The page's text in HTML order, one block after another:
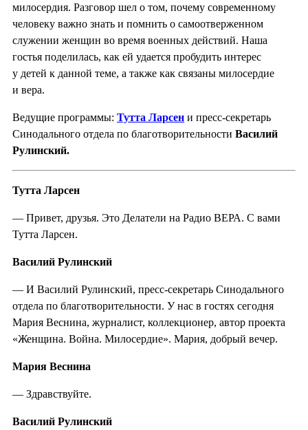
милосердия. Разговор шел о том, почему современному
человеку важно знать и помнить о самоотверженном
служении женщин во время военных действий. Наша
гостья поделилась, как ей удается пробудить интерес
у детей к данной теме, а также как связаны милосердие
и вера.
Ведущие программы: Тутта Ларсен и пресс-секретарь
Синодального отдела по благотворительности Василий
Рулинский.
Тутта Ларсен
— Привет, друзья. Это Делатели на Радио ВЕРА. С вами
Тутта Ларсен.
Василий Рулинский
— И Василий Рулинский, пресс-секретарь Синодального
отдела по благотворительности. У нас в гостях сегодня
Мария Веснина, журналист, коллекционер, автор проекта
«Женщина. Война. Милосердие». Мария, добрый вечер.
Мария Веснина
— Здравствуйте.
Василий Рулинский